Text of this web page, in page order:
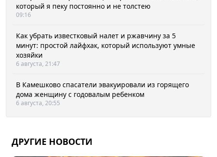
который я пеку постоянно и не толстею
09:16
Как убрать известковый налет и ржавчину за 5
минут: простой лайфхак, который используют умные
хозяйки
6 августа, 21:47
В Камешково спасатели эвакуировали из горящего
дома женщину с годовалым ребенком
6 августа, 20:55
ДРУГИЕ НОВОСТИ